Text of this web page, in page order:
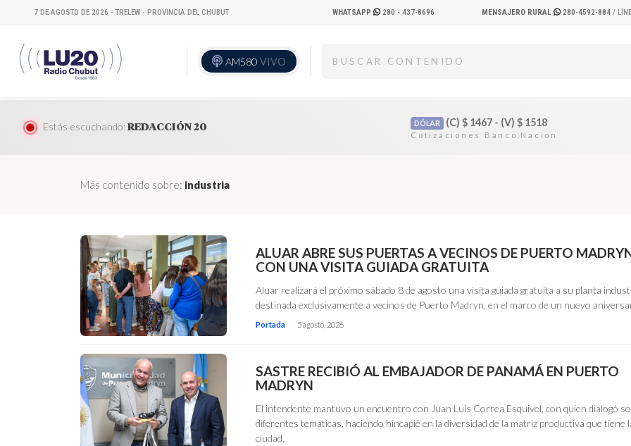
7 DE AGOSTO DE 2026 - TRELEW - PROVINCIA DEL CHUBUT WHATSAPP 280 - 437-8696 MENSAJERO RURAL 280-4592-884 /
AM580 VIVO
Estás escuchando:REDACCIÓN 20 DÓLAR (C) $1467 - (V) $1518
Más contenido sobre: industria
ALUAR ABRE SUS PUERTAS A VECINOS DE PUERTO
CON UNA VISITA GUIADA GRATUITA
Aluar realizará el próximo sábado 8 de agosto una visita guiada gratuita a su planta
destinada exclusivamente a vecinos de Puerto Madryn, en el marco de un nuevo
Portada 5 agosto, 2026
SASTRE RECIBIÓ AL EMBAJADOR DE PANAMÁ EN PUERTO
MADRYN
El intendente mantuvo un encuentro con Juan Luis Correa Esquivel, con quien dialogó
diferentes temáticas, haciendo hincapié en la diversidad de la matriz productiva que tiene
ciudad.